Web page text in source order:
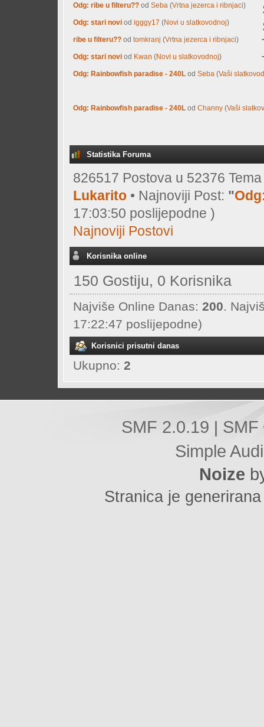
Odg: ribe u filteru?? od Seba (Vrtna jezerca i ribnjaci)
Odg: stari novi od igggy17 (Novi u slatkovodnoj)
ribe u filteru?? od tomkranj (Vrtna jezerca i ribnjaci)
Odg: stari novi od Kwan (Novi u slatkovodnoj)
Odg: Rainbowfish paradise - 240L od Seba (Vaši
Odg: Rainbowfish paradise - 240L od Channy (Vaši
Statistika Foruma
826517 Postova u 52376
Lukarito • Najnoviji Post: "
17:03:50 poslijepodne )
Najnoviji Postovi
Korisnika online
150 Gostiju, 0 Korisnika
Najviše Online Danas: 200.
17:22:47 poslijepodne)
Korisnici prisutni danas
Ukupno: 2
SMF 2.0.19
Simple
Noize
Stranica je